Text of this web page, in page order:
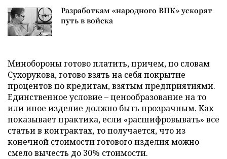
Разработкам «народного ВПК» ускорят
путь в войска
Минобороны готово платить, причем, по словам
Сухорукова, готово взять на себя покрытие
процентов по кредитам, взятым предприятиями.
Единственное условие – ценообразование на то
или иное изделие должно быть прозрачным. Как
показывает практика, если «расшифровывать» все
статьи в контрактах, то получается, что из
конечной стоимости готового изделия можно
смело вычесть до 30% стоимости.